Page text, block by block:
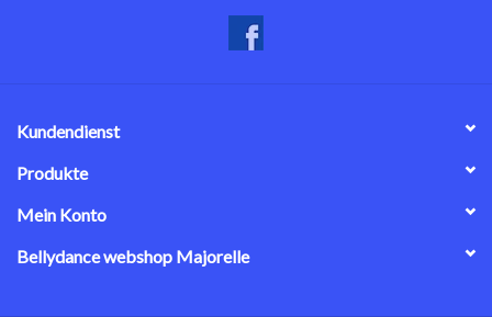
Kundendienst
Produkte
Mein Konto
Bellydance webshop Majorelle